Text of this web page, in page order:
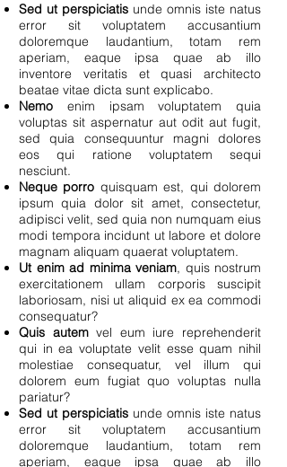
Sed ut perspiciatis unde omnis iste natus
error sit voluptatem accusantium
doloremque laudantium, totam rem
aperiam, eaque ipsa quae ab illo
inventore veritatis et quasi architecto
beatae vitae dicta sunt explicabo.
Nemo enim ipsam voluptatem quia
voluptas sit aspernatur aut odit aut fugit,
sed quia consequuntur magni dolores
eos qui ratione voluptatem sequi
nesciunt.
Neque porro quisquam est, qui dolorem
ipsum quia dolor sit amet, consectetur,
adipisci velit, sed quia non numquam eius
modi tempora incidunt ut labore et dolore
magnam aliquam quaerat voluptatem.
Ut enim ad minima veniam, quis nostrum
exercitationem ullam corporis suscipit
laboriosam, nisi ut aliquid ex ea commodi
consequatur?
Quis autemvel eum iure reprehenderit
qui in ea voluptate velit esse quam nihil
molestiae consequatur, vel illum qui
dolorem eum fugiat quo voluptas nulla
pariatur?
Sed ut perspiciatis unde omnis iste natus
error sit voluptatem accusantium
doloremque laudantium, totam rem
aperiam, eaque ipsa quae ab illo